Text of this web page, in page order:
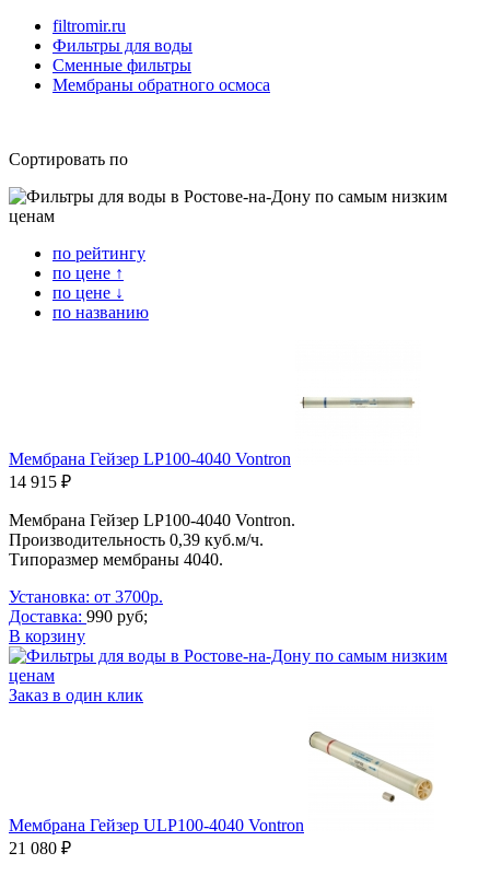
filtromir.ru
Фильтры для воды
Сменные фильтры
Мембраны обратного осмоса
Сортировать по
по рейтингу
по цене ↑
по цене ↓
по названию
Мембрана Гейзер LP100-4040 Vontron
14 915 ₽
Мембрана Гейзер LP100-4040 Vontron.
Производительность 0,39 куб.м/ч.
Типоразмер мембраны 4040.
Установка: от 3700р.
Доставка: 990 руб;
В корзину
Заказ в один клик
Мембрана Гейзер ULP100-4040 Vontron
21 080 ₽